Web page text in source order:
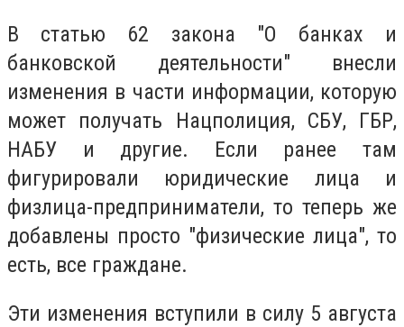
В статью 62 закона "О банках и
банковской деятельности" внесли
изменения в части информации, которую
может получать Нацполиция, СБУ, ГБР,
НАБУ и другие. Если ранее там
фигурировали юридические лица и
физлица-предприниматели, то теперь же
добавлены просто "физические лица", то
есть, все граждане.
Эти изменения вступили в силу 5 августа